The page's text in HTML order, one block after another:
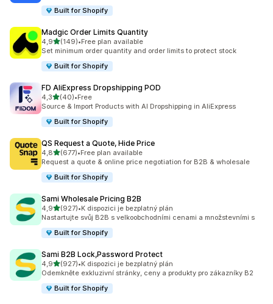
Built for Shopify
Madgic Order Limits Quantity
4,9z 5 hvězd
(149)
Celkový počet recenzí: 149
•Free plan available
Set minimum order quantity and order limits to protect stock
Built for Shopify
FD AliExpress Dropshipping POD
4,3z 5 hvězd
(40)
Celkový počet recenzí: 40
•Free
Source & Import Products with AI Dropshipping in AliExpress
Built for Shopify
QS Request a Quote, Hide Price
4,8z 5 hvězd
(677)
Celkový počet recenzí: 677
•Free plan available
Request a quote & online price negotiation for B2B & wholesale
Built for Shopify
Sami Wholesale Pricing B2B
4,9z 5 hvězd
(927)
Celkový počet recenzí: 927
•K dispozici je bezplatný plán
Nastartujte svůj B2B s velkoobchodními cenami a množstevními s
Built for Shopify
Sami B2B Lock,Password Protect
4,9z 5 hvězd
(927)
Celkový počet recenzí: 927
•K dispozici je bezplatný plán
Odemkněte exkluzivní stránky, ceny a produkty pro zákazníky B2
Built for Shopify